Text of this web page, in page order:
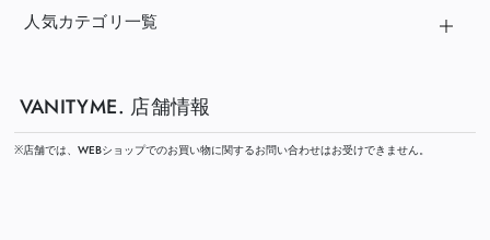
人気カテゴリ一覧
VANITYME. 店舗情報
※店舗では、WEBショップでのお買い物に関するお問い合わせはお受けできません。